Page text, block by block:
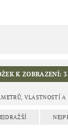
K ZOBRAZENÍ:
VLASTNOSTÍ A